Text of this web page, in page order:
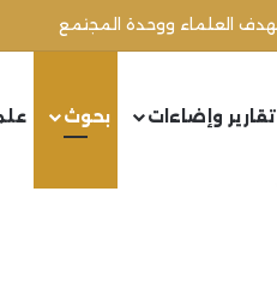
تقارير وإضاءات بحوث